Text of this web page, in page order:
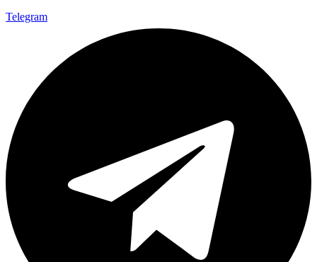
Telegram